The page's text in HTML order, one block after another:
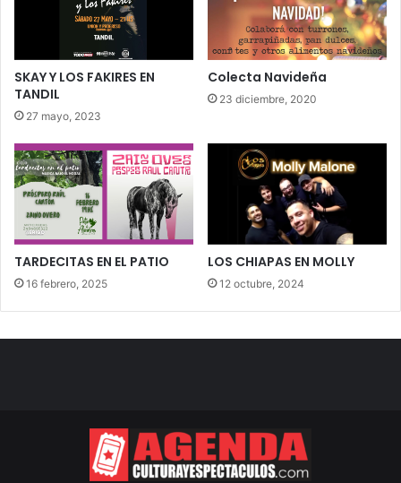
SKAY Y LOS FAKIRES EN
TANDIL
27 mayo, 2023
Colecta Navideña
23 diciembre, 2020
TARDECITAS EN EL PATIO
16 febrero, 2025
LOS CHIAPAS EN MOLLY
12 octubre, 2024